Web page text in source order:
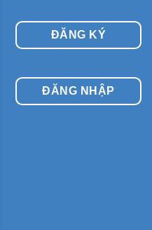
ĐĂNG KÝ
ĐĂNG NHẬP